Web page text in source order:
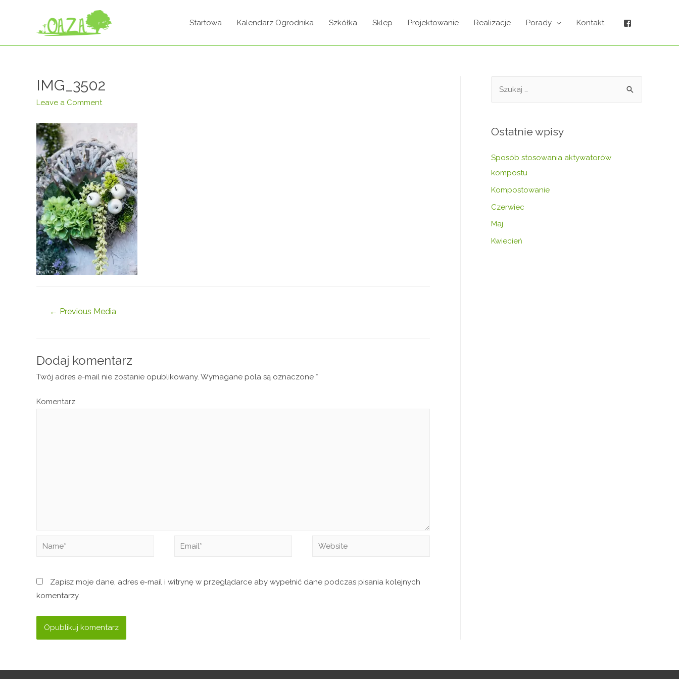
Startowa Kalendarz Ogrodnika Szkółka Sklep Projektowanie Realizacje Porady Kontakt
IMG_3502
Leave a Comment
← Previous Media
Dodaj komentarz
Twój adres e-mail nie zostanie opublikowany. Wymagane pola są oznaczone *
Komentarz
Zapisz moje dane, adres e-mail i witrynę w przeglądarce aby wypełnić dane podczas pisania kolejnych
komentarzy.
Ostatnie wpisy
Sposób stosowania aktywatorów
kompostu
Kompostowanie
Czerwiec
Maj
Kwiecień